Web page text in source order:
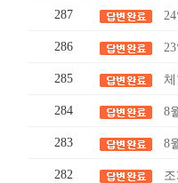
287
286
285
284 8
283 8
282